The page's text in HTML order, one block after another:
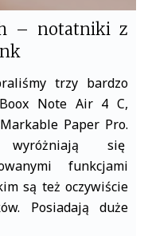
– notatniki z
trzy bardzo
Note Air 4 C,
Paper Pro.
się
funkcjami
są też oczywiście
Posiadają duże